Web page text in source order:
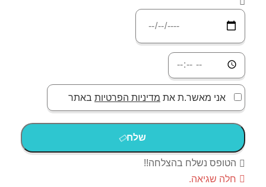
אני מאשר.ת את מדיניות הפרטיות באתר
שלח
הטופס נשלח בהצלחה!!
חלה שגיאה.